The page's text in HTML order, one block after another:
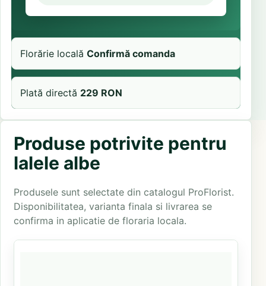
Florărie locală Confirmă comanda
Plată directă 229 RON
Produse potrivite pentru
lalele albe
Produsele sunt selectate din catalogul ProFlorist.
Disponibilitatea, varianta finala si livrarea se
confirma in aplicatie de floraria locala.